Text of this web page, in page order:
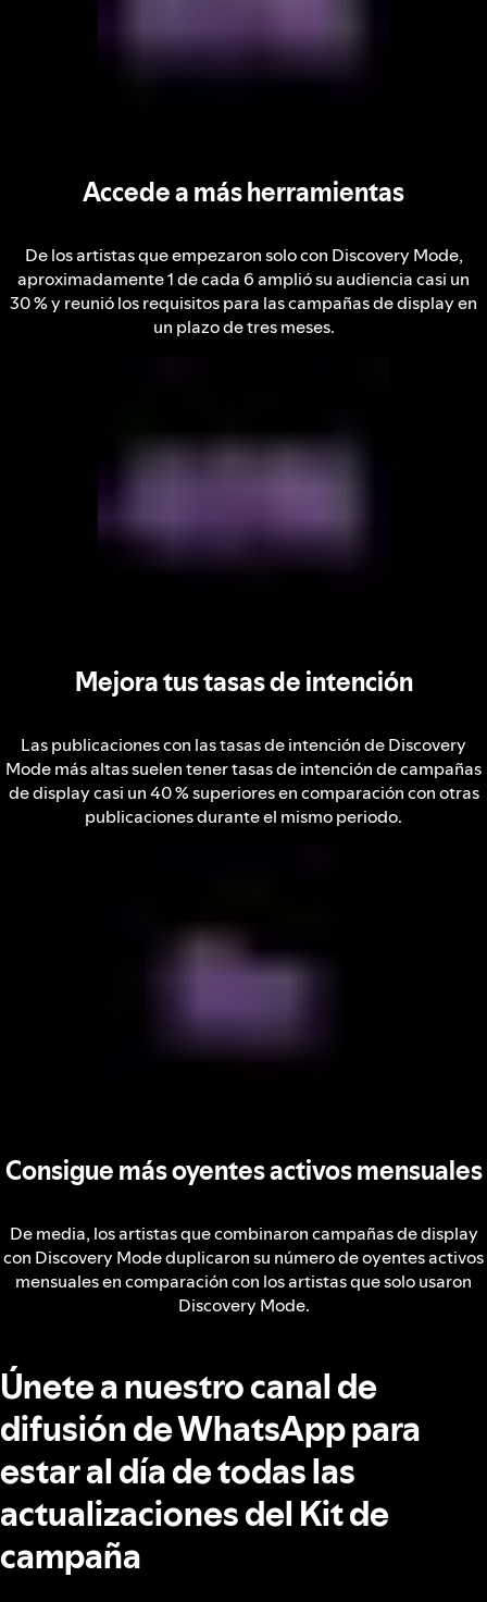
Accede a más herramientas
De los artistas que empezaron solo con Discovery Mode,
aproximadamente 1 de cada 6 amplió su audiencia casi un
30 % y reunió los requisitos para las campañas de display en
un plazo de tres meses.
Mejora tus tasas de intención
Las publicaciones con las tasas de intención de Discovery
Mode más altas suelen tener tasas de intención de campañas
de display casi un 40 % superiores en comparación con otras
publicaciones durante el mismo periodo.
Consigue más oyentes activos mensuales
De media, los artistas que combinaron campañas de display
con Discovery Mode duplicaron su número de oyentes activos
mensuales en comparación con los artistas que solo usaron
Discovery Mode.
Únete a nuestro canal de
difusión de WhatsApp para
estar al día de todas las
actualizaciones del Kit de
campaña